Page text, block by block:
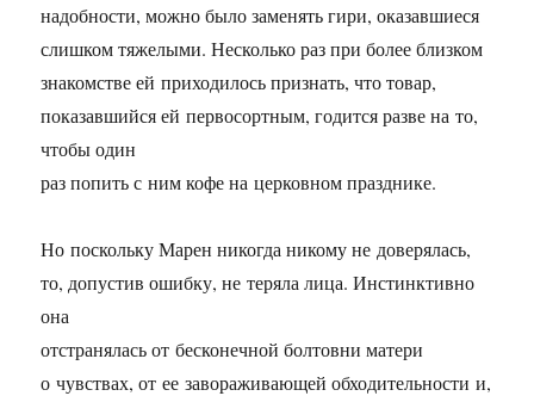
надобности, можно было заменять гири, оказавшиеся
слишком тяжелыми. Несколько раз при более близком
знакомстве ей приходилось признать, что товар,
показавшийся ей первосортным, годится разве на то,
чтобы один
раз попить с ним кофе на церковном празднике.
Но поскольку Марен никогда никому не доверялась,
то, допустив ошибку, не теряла лица. Инстинктивно
она
отстранялась от бесконечной болтовни матери
о чувствах, от ее завораживающей обходительности и,